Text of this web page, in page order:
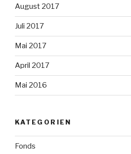
August 2017
Juli 2017
Mai 2017
April 2017
Mai 2016
KATEGORIEN
Fonds